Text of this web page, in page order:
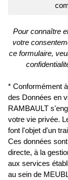
Pour connaître
votre
ce formulaire,
* Conformément
des Données en
RAMBAULT
votre vie privée.
font l'objet d'un
Ces données
directe, à la
aux services
au sein de